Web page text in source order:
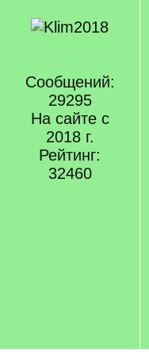
Сообщений:
29295
На сайте с
2018 г.
Рейтинг:
32460